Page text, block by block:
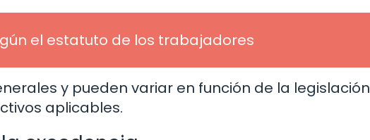
el estatuto de los trabajadores
y pueden variar en función de la legislación
aplicables.